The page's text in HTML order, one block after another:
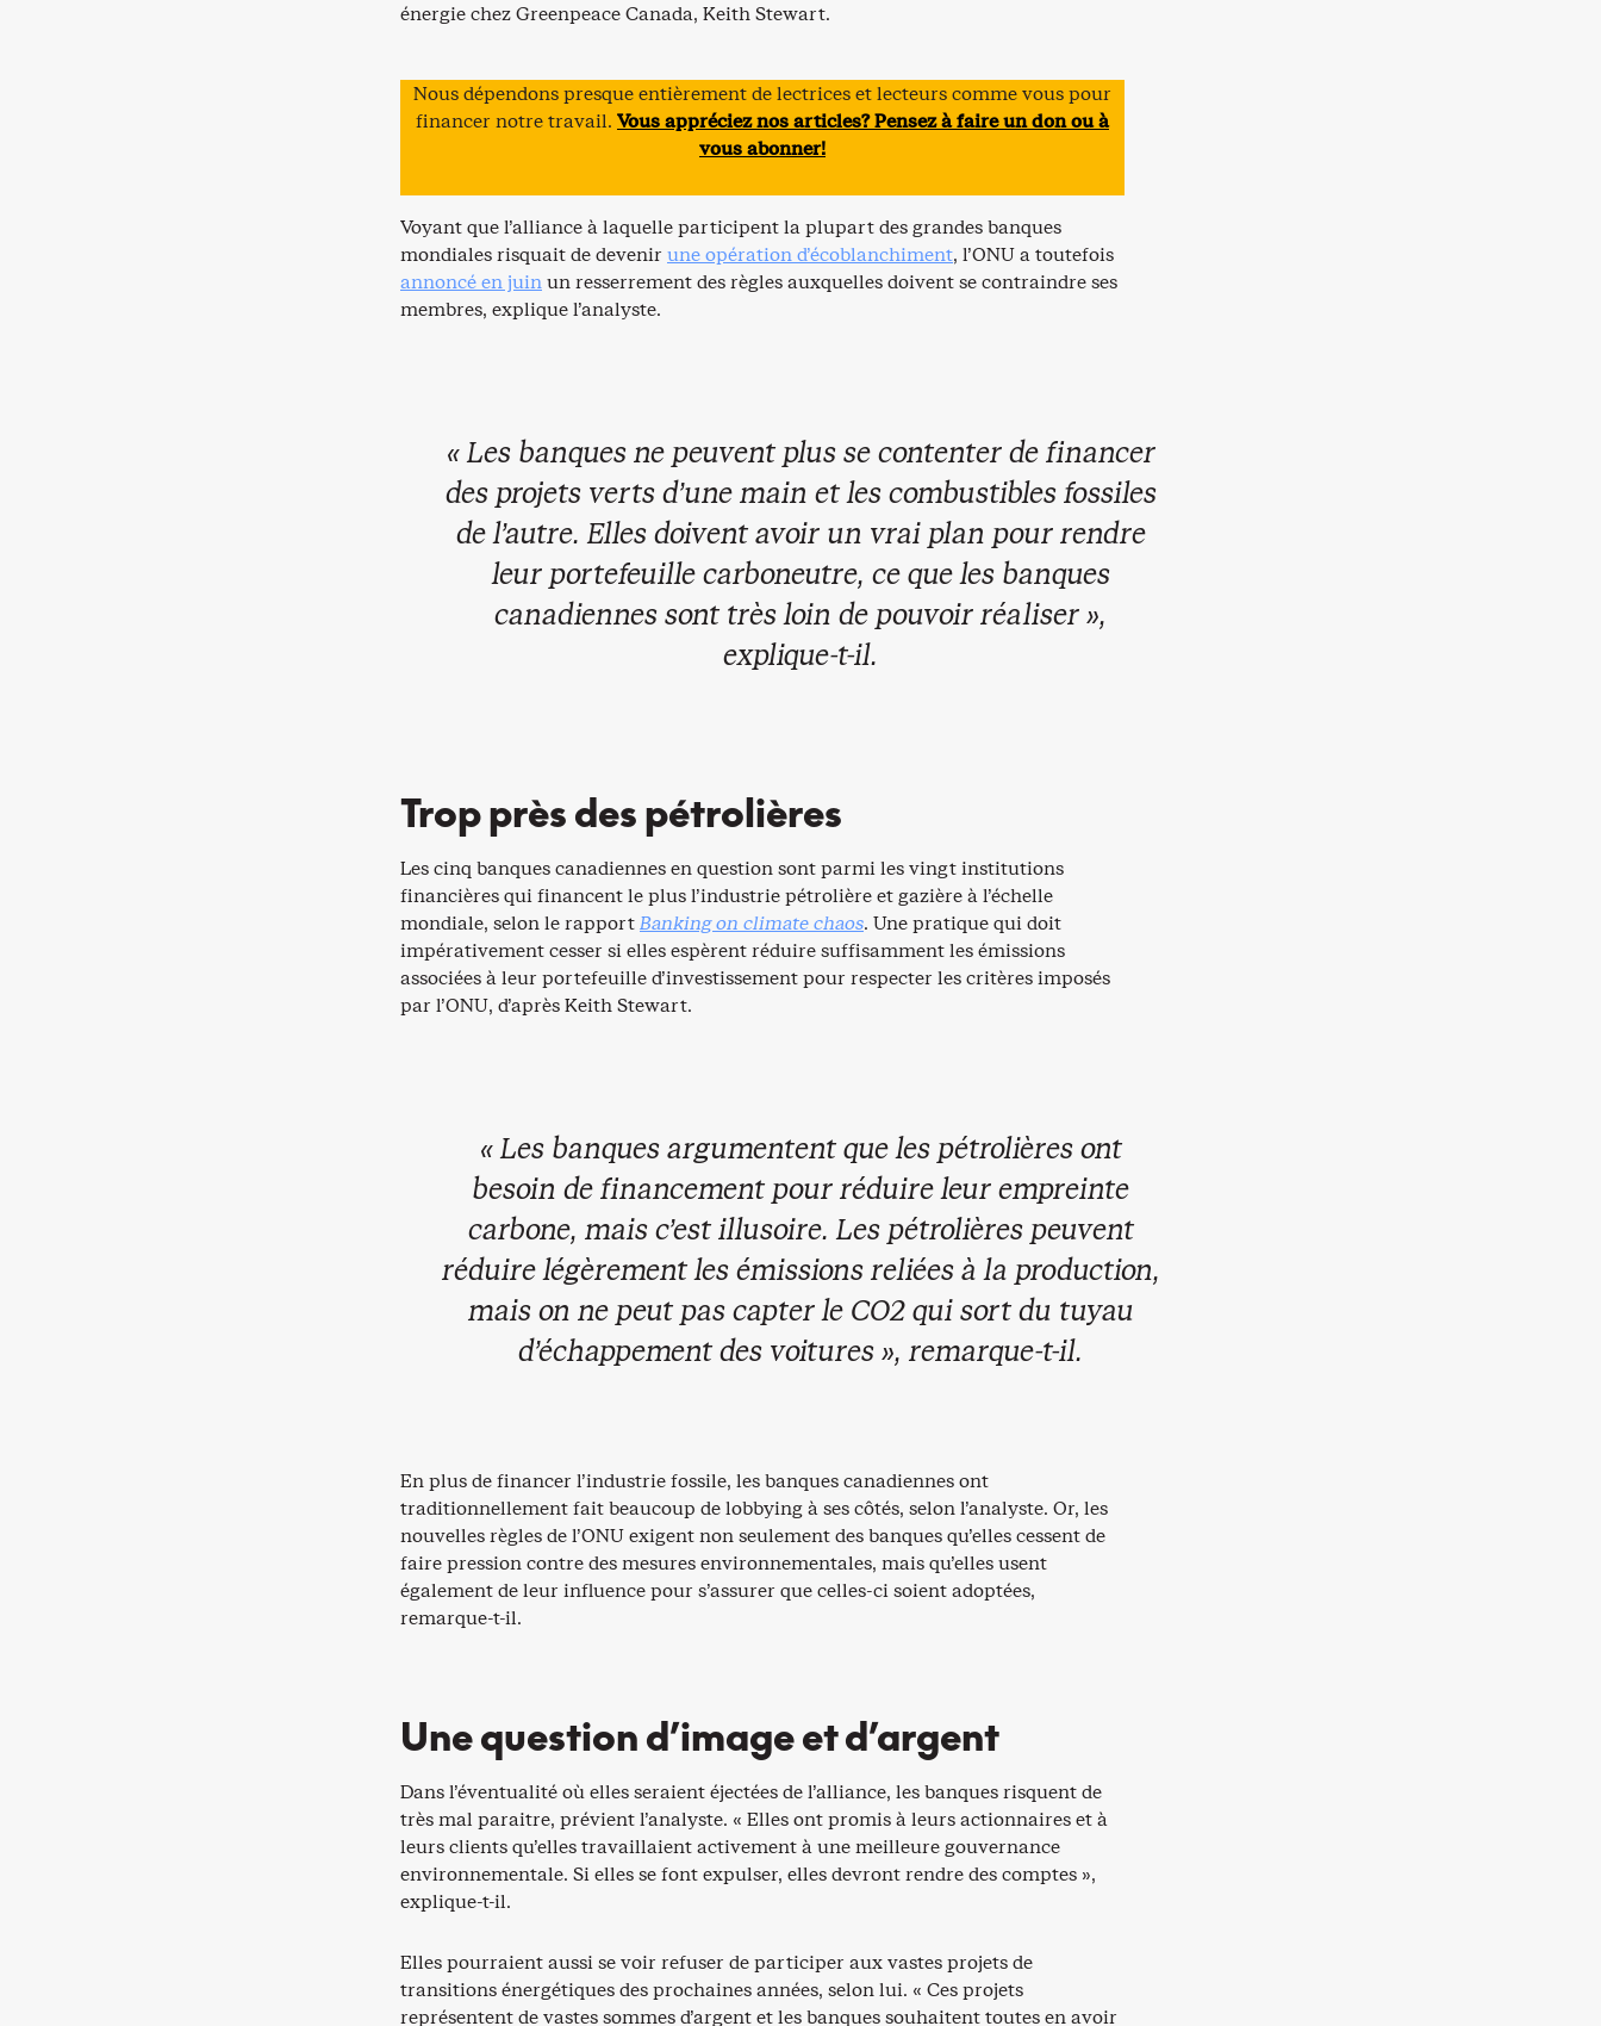
énergie chez Greenpeace Canada, Keith Stewart.
Nous dépendons presque entièrement de lectrices et lecteurs comme vous pour
financer notre travail. Vous appréciez nos articles? Pensez à faire un don ou à
vous abonner!
Voyant que l’alliance à laquelle participent la plupart des grandes banques
mondiales risquait de devenir une opération d’écoblanchiment, l’ONU a toutefois
annoncé en juinun resserrement des règles auxquelles doivent se contraindre ses
membres, explique l’analyste.
« Les banques ne peuvent plus se contenter de financer
des projets verts d’une main et les combustibles fossiles
de l’autre. Elles doivent avoir un vrai plan pour rendre
leur portefeuille carboneutre, ce que les banques
canadiennes sont très loin de pouvoir réaliser »,
explique-t-il.
Trop près des pétrolières
Les cinq banques canadiennes en question sont parmi les vingt institutions
financières qui financent le plus l’industrie pétrolière et gazière à l’échelle
mondiale, selon le rapportBanking on climate chaos. Une pratique qui doit
impérativement cesser si elles espèrent réduire suffisamment les émissions
associées à leur portefeuille d’investissement pour respecter les critères imposés
par l’ONU, d’après Keith Stewart.
« Les banques argumentent que les pétrolières ont
besoin de financement pour réduire leur empreinte
carbone, mais c’est illusoire. Les pétrolières peuvent
réduire légèrement les émissions reliées à la production,
mais on ne peut pas capter le CO2 qui sort du tuyau
d’échappement des voitures », remarque-t-il.
En plus de financer l’industrie fossile, les banques canadiennes ont
traditionnellement fait beaucoup de lobbying à ses côtés, selon l’analyste. Or, les
nouvelles règles de l’ONU exigent non seulement des banques qu’elles cessent de
faire pression contre des mesures environnementales, mais qu’elles usent
également de leur influence pour s’assurer que celles-ci soient adoptées,
remarque-t-il.
Une question d’image et d’argent
Dans l’éventualité où elles seraient éjectées de l’alliance, les banques risquent de
très mal paraitre, prévient l’analyste. « Elles ont promis à leurs actionnaires et à
leurs clients qu’elles travaillaient activement à une meilleure gouvernance
environnementale. Si elles se font expulser, elles devront rendre des comptes »,
explique-t-il.
Elles pourraient aussi se voir refuser de participer aux vastes projets de
transitions énergétiques des prochaines années, selon lui. « Ces projets
représentent de vastes sommes d’argent et les banques souhaitent toutes en avoir